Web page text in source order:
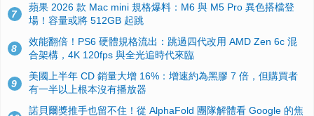
7
蘋果 2026 款 Mac mini 規格爆料：M6 與 M5 Pro 異色搭檔登
場！容量或將 512GB 起跳
8
效能翻倍！PS6 硬體規格流出：跳過四代改用 AMD Zen 6c 混
合架構，4K 120fps 與全光追時代來臨
9
美國上半年 CD 銷量大增 16%：增速約為黑膠 7 倍，但購買者
有一半以上根本沒有播放器
諾貝爾獎推手也留不住！從 AlphaFold 團隊解體看 Google 的焦